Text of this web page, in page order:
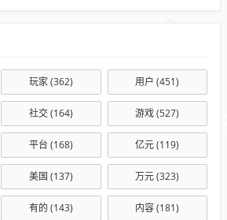
玩家(362) 用户 (451)
社交(164) 游戏(527)
平台 (168) 亿元(119)
美国 (137) 万元(323)
有的 (143) 内容(181)